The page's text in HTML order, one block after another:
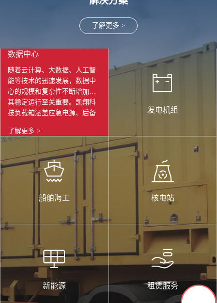
了解更多 >
数据中心
数据中心
随着云计算、大数据、人工智
能等技术的迅速发展，数据中
心的规模和复杂性不断增加，
其稳定运行至关重要。凯翔科
技负载箱涵盖应急电源、后备
护；采用恒功率、自主研发的
电能负荷模拟设备；检验带载
能力、制冷系统能力、 机房竣
工验收测试、模拟服务器发热
等。凯翔科技负载箱以其精
据中心行业保障电力系统稳
定、优化能源效率、提升设备
可靠性的重要工具。在数据中
心不断发展和变革的背景下，
中心的稳定运行保驾护航，助
力数字经济的蓬勃发展。
了解更多 >
发电机组
船舶海工 核电站
新能源 租赁服务